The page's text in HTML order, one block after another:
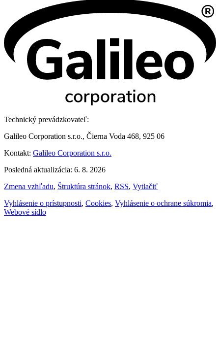
Technický prevádzkovateľ:
Galileo Corporation s.r.o., Čierna Voda 468, 925 06
Kontakt: Galileo Corporation s.r.o.
Posledná aktualizácia: 6. 8. 2026
Zmena vzhľadu, Štruktúra stránok, RSS, Vytlačiť
Vyhlásenie o prístupnosti, Cookies, Vyhlásenie o ochrane súkromia,
Webové sídlo